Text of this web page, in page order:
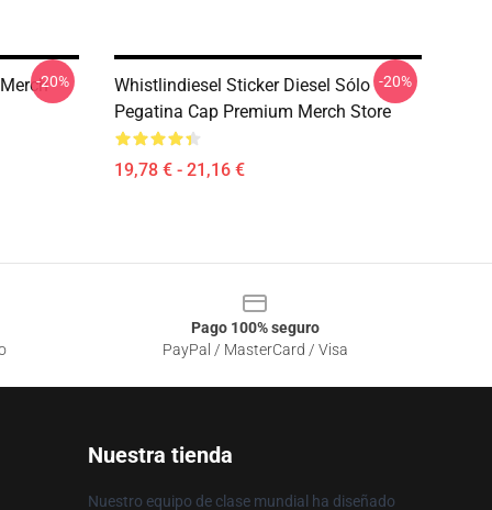
-20%
Whistlindiesel Sticker Diesel Sólo
Pegatina Cap Premium Merch Store
19,78 € - 21,16 €
-20%
Pago 100% seguro
PayPal / MasterCard / Visa
Nuestra tienda
Nuestro equipo de clase mundial ha diseñado